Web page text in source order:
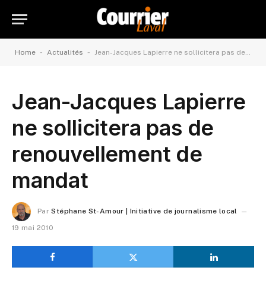
Home - Actualités - Jean-Jacques Lapierre ne sollicitera pas de renouvellement de mandat
Jean-Jacques Lapierre
ne sollicitera pas de
renouvellement de
mandat
Par Stéphane St-Amour | Initiative de journalisme local
19 mai 2010